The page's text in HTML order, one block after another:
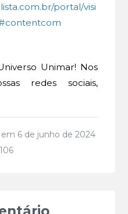
portal/visi
Unimar! Nos
redes sociais,
em 6 de junho de 2024